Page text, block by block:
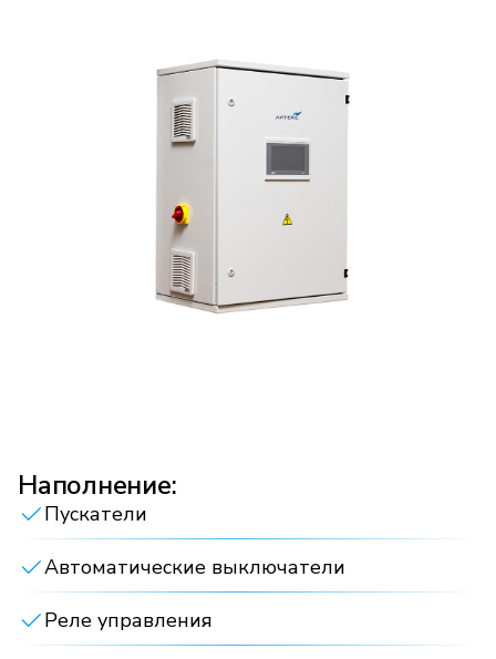
Наполнение:
Пускатели
Автоматические выключатели
Реле управления
анализировать использование сайта, чтобы
измерять и улучшать его
производительность.
Эти файлы cookie необходимы для
сохранения пользовательских настроек и
Маркетинговые
Отклонить все